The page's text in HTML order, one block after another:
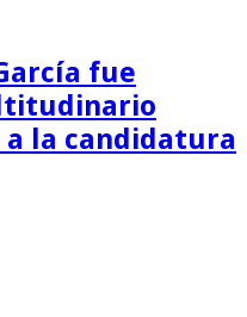
fue
la candidatura